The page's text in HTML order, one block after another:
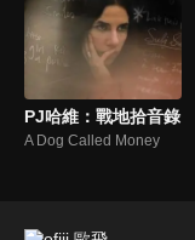
PJ哈維：戰地拾音錄
A Dog Called Money